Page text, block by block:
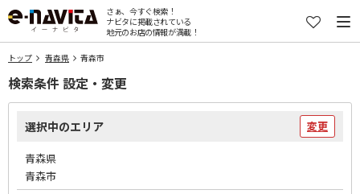
さぁ、今すぐ検索！
ナビタに掲載されている
地元のお店の情報が満載！
トップ 青森県 青森市
検索条件 設定・変更
選択中のエリア 変更
青森県
青森市